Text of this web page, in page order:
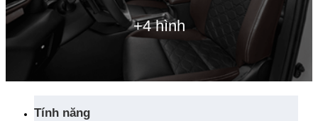
+4 hình
Tính năng